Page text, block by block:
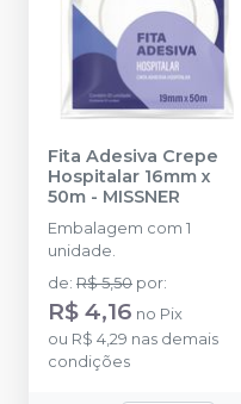
Fita Adesiva Crepe
Hospitalar 16mm x
50m - MISSNER
Embalagem com 1
unidade.
de: R$ 5,50 por:
R$ 4,16 no Pix
ou R$ 4,29 nas demais
condições